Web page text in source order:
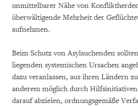
unmittelbarer Nähe von
überwältigende Mehrheit der
aufnehmen.
Beim Schutz von Asylsuchenden
liegenden systemischen Ursachen
dazu veranlassen, aus ihren Ländern
anderem möglich durch
darauf abzielen, ordnungsgemäße